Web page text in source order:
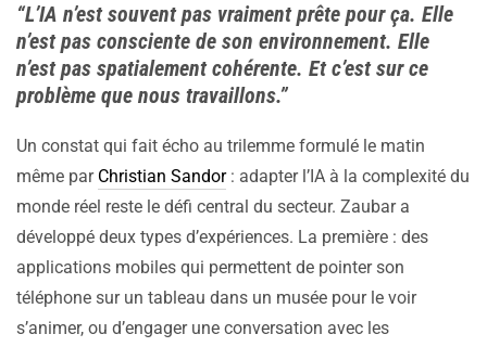
“L’IA n’est souvent pas vraiment prête pour ça. Elle
n’est pas consciente de son environnement. Elle
n’est pas spatialement cohérente. Et c’est sur ce
problème que nous travaillons.”
Un constat qui fait écho au trilemme formulé le matin
même par Christian Sandor: adapter l’IA à la complexité du
monde réel reste le défi central du secteur. Zaubar a
développé deux types d’expériences. La première : des
applications mobiles qui permettent de pointer son
téléphone sur un tableau dans un musée pour le voir
s’animer, ou d’engager une conversation avec les